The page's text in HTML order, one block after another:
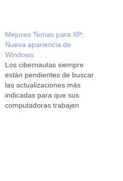
Mejores Temas para XP:
Nueva apariencia de
Windows
Los cibernautas siempre
están pendientes de buscar
las actualizaciones más
indicadas para que sus
computadoras trabajen